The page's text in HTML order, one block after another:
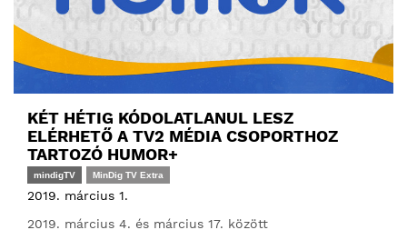
KÉT HÉTIG KÓDOLATLANUL LESZ
ELÉRHETŐ A TV2 MÉDIA CSOPORTHOZ
TARTOZÓ HUMOR+
mindigTV MinDig TV Extra
2019. március 1.
2019. március 4. és március 17. között